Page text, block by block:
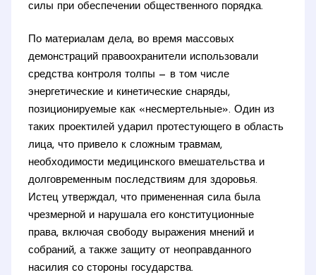
силы при обеспечении общественного порядка.
По материалам дела, во время массовых
демонстраций правоохранители использовали
средства контроля толпы — в том числе
энергетические и кинетические снаряды,
позиционируемые как «несмертельные». Один из
таких проектилей ударил протестующего в область
лица, что привело к сложным травмам,
необходимости медицинского вмешательства и
долговременным последствиям для здоровья.
Истец утверждал, что примененная сила была
чрезмерной и нарушала его конституционные
права, включая свободу выражения мнений и
собраний, а также защиту от неоправданного
насилия со стороны государства.